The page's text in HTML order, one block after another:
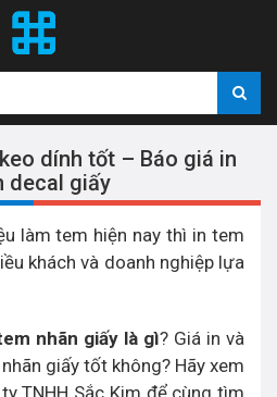
dính tốt – Báo giá in
decal giấy
làm tem hiện nay thì in tem
khách và doanh nghiệp lựa
nhãn giấy là gì? Giá in và
giấy tốt không? Hãy xem
TNHH Sắc Kim để cùng tìm